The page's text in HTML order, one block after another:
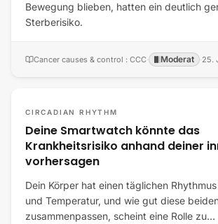
Bewegung blieben, hatten ein deutlich
Sterberisiko.
Cancer causes & control : CCC· Moderat ·25.
CIRCADIAN RHYTHM
Deine Smartwatch könnte das
Krankheitsrisiko anhand deiner
vorhersagen
Dein Körper hat einen täglichen
und Temperatur, und wie gut diese
zusammenpassen, scheint eine Rolle zu…